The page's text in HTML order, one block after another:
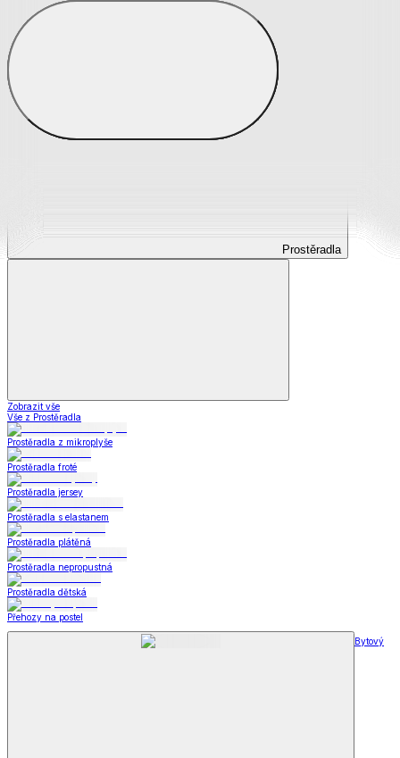
Prostěradla
Prostěradla
Zobrazit vše
Vše z Prostěradla
Prostěradla z mikroplyše
Prostěradla froté
Prostěradla jersey
Prostěradla s elastanem
Prostěradla plátěná
Prostěradla nepropustná
Prostěradla dětská
Přehozy na postel
Bytový